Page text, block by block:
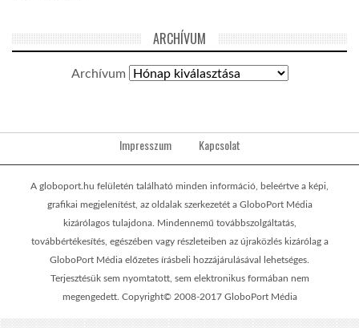
ARCHÍVUM
Archívum
Impresszum Kapcsolat
A globoport.hu felületén található minden információ, beleértve a képi,
grafikai megjelenítést, az oldalak szerkezetét a GloboPort Média
kizárólagos tulajdona. Mindennemű továbbszolgáltatás,
továbbértékesítés, egészében vagy részleteiben az újraközlés kizárólag a
GloboPort Média előzetes írásbeli hozzájárulásával lehetséges.
Terjesztésük sem nyomtatott, sem elektronikus formában nem
megengedett. Copyright© 2008-2017 GloboPort Média